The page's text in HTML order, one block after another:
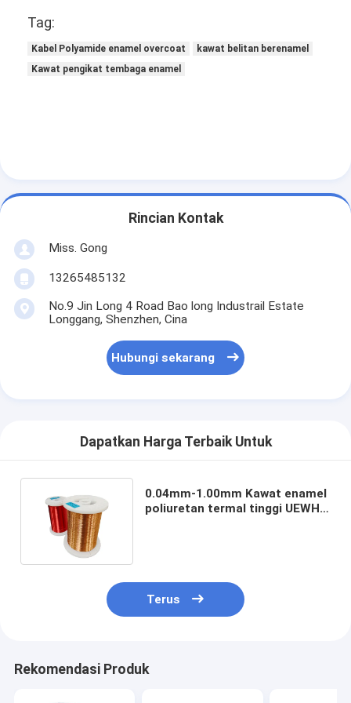
Tag:
Kabel Polyamide enamel overcoat
kawat belitan berenamel
Kawat pengikat tembaga enamel
Rincian Kontak
Miss. Gong
13265485132
No.9 Jin Long 4 Road Bao long Industrail Estate
Longgang, Shenzhen, Cina
Hubungi sekarang
Dapatkan Harga Terbaik Untuk
0.04mm-1.00mm Kawat enamel
poliuretan termal tinggi UEWH
Terus
Rekomendasi Produk